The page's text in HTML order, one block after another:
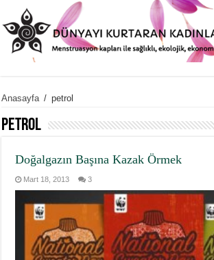
Anasayfa / petrol
petrol
Doğalgazın Başına Kazak Örmek
Mart 18, 2013 3